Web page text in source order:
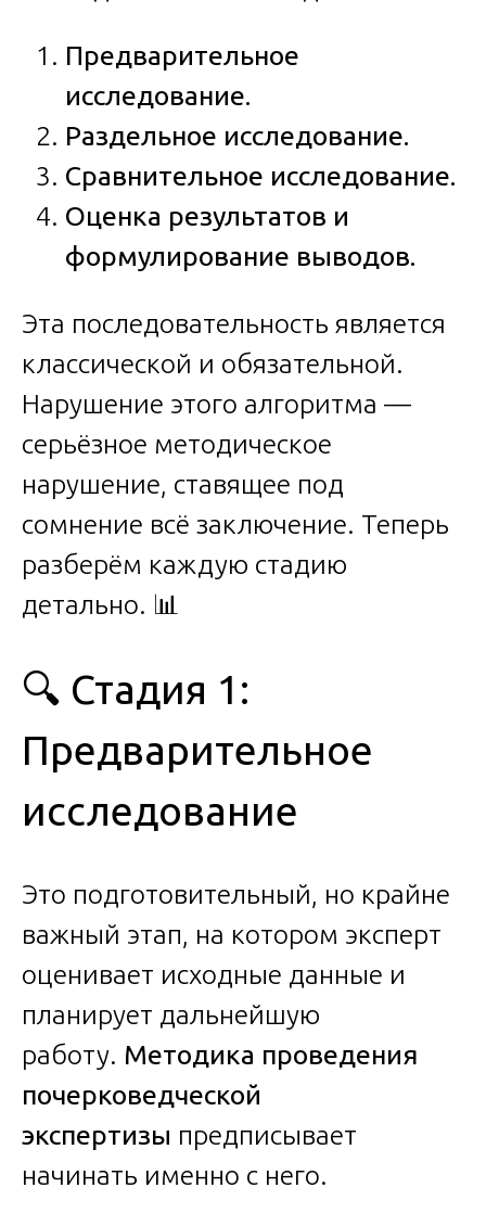
Предварительное
исследование.
Раздельное исследование.
Сравнительное исследование.
Оценка результатов и
формулирование выводов.
Эта последовательность является
классической и обязательной.
Нарушение этого алгоритма —
серьёзное методическое
нарушение, ставящее под
сомнение всё заключение. Теперь
разберём каждую стадию
детально. 📊
🔍 Стадия 1:
Предварительное
исследование
Это подготовительный, но крайне
важный этап, на котором эксперт
оценивает исходные данные и
планирует дальнейшую
работу. Методика проведения
почерковедческой
экспертизы предписывает
начинать именно с него.